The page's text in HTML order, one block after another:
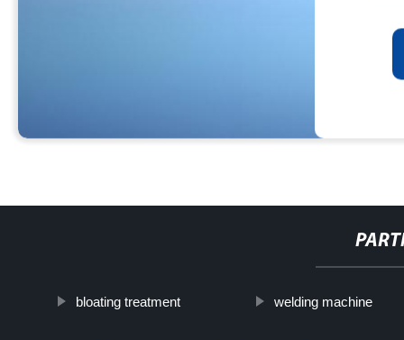
bloating treatment welding machine